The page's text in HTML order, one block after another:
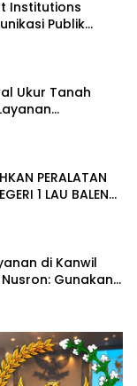
Institutions
Publik
Diakui
Ukur Tanah
PERALATAN
1 LAU BALENG
di Kanwil
Nusron: Gunakan